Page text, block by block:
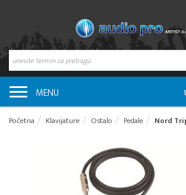
MENU
Početna Klavijature Ostalo Pedale Nord